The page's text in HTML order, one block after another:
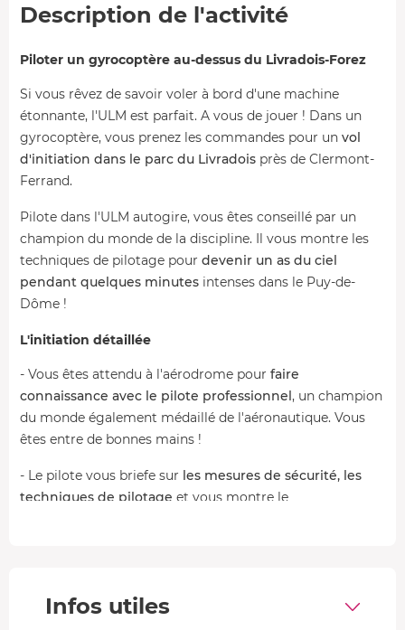
Description de l'activité
Piloter un gyrocoptère au-dessus du Livradois-Forez
Si vous rêvez de savoir voler à bord d'une machine
étonnante, l'ULM est parfait. A vous de jouer ! Dans un
gyrocoptère, vous prenez les commandes pour un vol
d'initiation dans le parc du Livradois près de Clermont-
Ferrand.
Pilote dans l'ULM autogire, vous êtes conseillé par un
champion du monde de la discipline. Il vous montre les
techniques de pilotage pour devenir un as du ciel
pendant quelques minutes intenses dans le Puy-de-
Dôme !
L'initiation détaillée
- Vous êtes attendu à l'aérodrome pour faire
connaissance avec le pilote professionnel, un champion
du monde également médaillé de l'aéronautique. Vous
êtes entre de bonnes mains !
- Le pilote vous briefe sur les mesures de sécurité, les
techniques de pilotage et vous montre le
l'atterrissage, mais arrivé dans le ciel du Puy-de-Dôme,
Infos utiles